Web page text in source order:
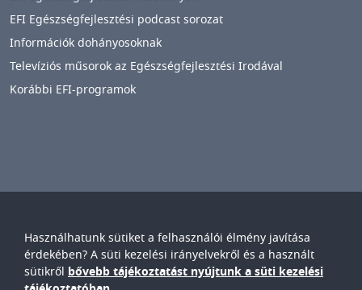
Használhatunk sütiket a felhasználói élmény javítása
érdekében? A süti kezelési irányelvekről és a használt
sütikről bővebb tájékoztatást nyújtunk a süti kezelési
IMAGE
EFI Egészségfejlesztési podcast sorozat
Információk dohányosoknak
Televíziós műsorok az Egészségfejlesztési Irodával
Korábbi EFI-programok
Győr-Moson-Sopron Vármegyei
Petz Aladár
Egyetemi Oktató Kórház